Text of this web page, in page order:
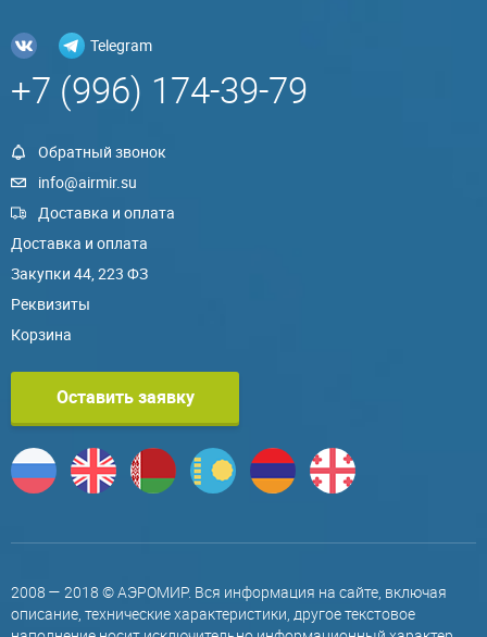
Telegram
+7 (996) 174-39-79
Обратный звонок
info@airmir.su
Доставка и оплата
Доставка и оплата
Закупки 44, 223 ФЗ
Реквизиты
Корзина
Оставить заявку
2008 — 2018 © АЭРОМИР. Вся информация на сайте, включая
описание, технические характеристики, другое текстовое